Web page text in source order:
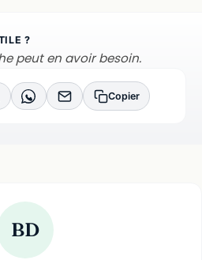
?
peut en avoir besoin.
Copier
BD